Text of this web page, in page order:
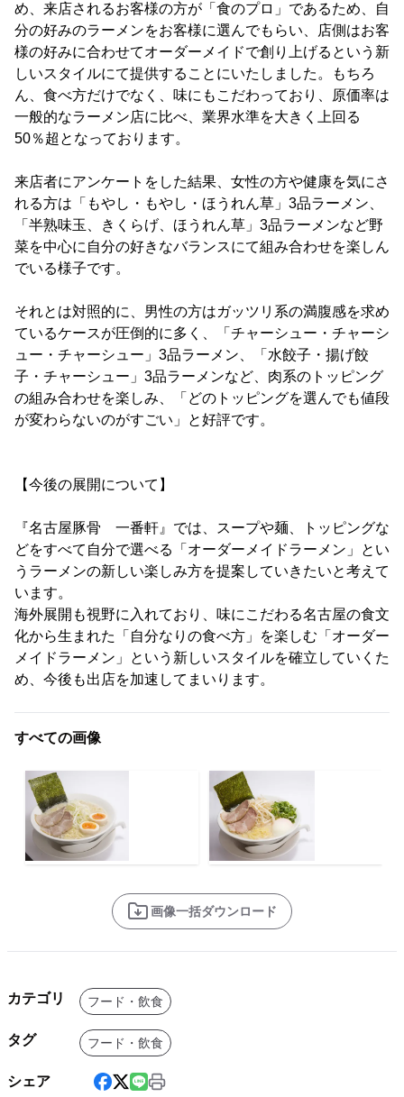
め、来店されるお客様の方が「食のプロ」であるため、自
分の好みのラーメンをお客様に選んでもらい、店側はお客
様の好みに合わせてオーダーメイドで創り上げるという新
しいスタイルにて提供することにいたしました。もちろ
ん、食べ方だけでなく、味にもこだわっており、原価率は
一般的なラーメン店に比べ、業界水準を大きく上回る
50％超となっております。
来店者にアンケートをした結果、女性の方や健康を気にさ
れる方は「もやし・もやし・ほうれん草」3品ラーメン、
「半熟味玉、きくらげ、ほうれん草」3品ラーメンなど野
菜を中心に自分の好きなバランスにて組み合わせを楽しん
でいる様子です。
それとは対照的に、男性の方はガッツリ系の満腹感を求め
ているケースが圧倒的に多く、「チャーシュー・チャーシ
ュー・チャーシュー」3品ラーメン、「水餃子・揚げ餃
子・チャーシュー」3品ラーメンなど、肉系のトッピング
の組み合わせを楽しみ、「どのトッピングを選んでも値段
が変わらないのがすごい」と好評です。
【今後の展開について】
『名古屋豚骨 一番軒』では、スープや麺、トッピングな
どをすべて自分で選べる「オーダーメイドラーメン」とい
うラーメンの新しい楽しみ方を提案していきたいと考えて
います。
海外展開も視野に入れており、味にこだわる名古屋の食文
化から生まれた「自分なりの食べ方」を楽しむ「オーダー
メイドラーメン」という新しいスタイルを確立していくた
め、今後も出店を加速してまいります。
すべての画像
画像一括ダウンロード
カテゴリ フード・飲食
タグ フード・飲食
シェア